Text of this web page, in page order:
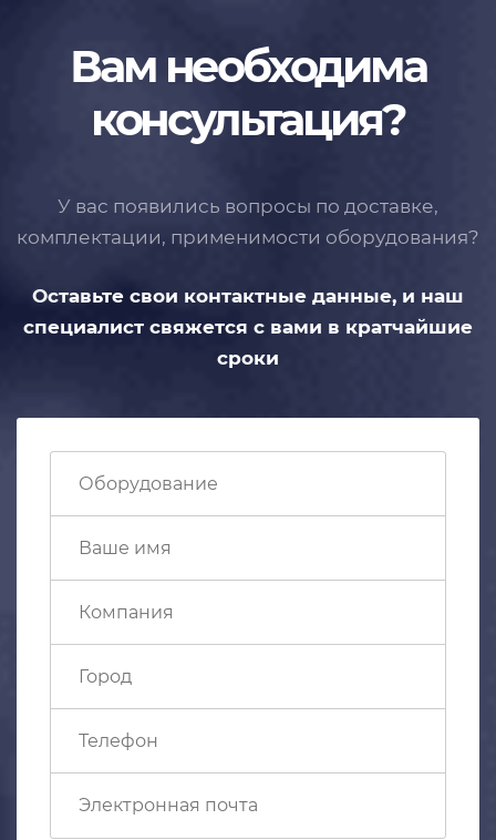
Вам необходима
консультация?
У вас появились вопросы по доставке,
комплектации, применимости оборудования?
Оставьте свои контактные данные, и наш
специалист свяжется с вами в кратчайшие
сроки